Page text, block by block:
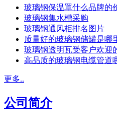
玻璃钢保温罩什么品牌的
玻璃钢集水槽采购
玻璃钢通风柜排名图片
质量好的玻璃钢储罐是哪
玻璃钢透明瓦受客户欢迎
高品质的玻璃钢电缆管道
更多..
公司简介